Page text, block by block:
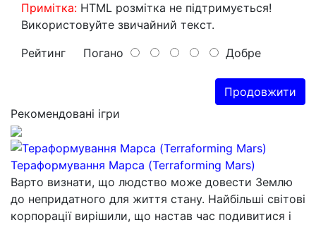
Примітка: HTML розмітка не підтримується!
Використовуйте звичайний текст.
Рейтинг Погано Добре
Продовжити
Рекомендовані ігри
Тераформування Марса (Terraforming Mars)
Варто визнати, що людство може довести Землю
до непридатного для життя стану. Найбільші світові
корпорації вирішили, що настав час подивитися і